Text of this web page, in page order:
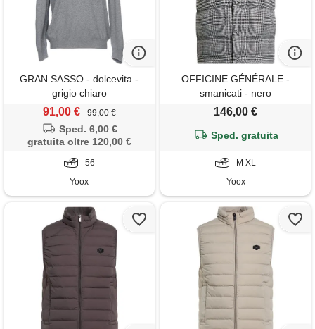
GRAN SASSO - dolcevita -
grigio chiaro
91,00 € 99,00 €
Sped. 6,00 €
gratuita oltre 120,00 €
56
Yoox
OFFICINE GÉNÉRALE -
smanicati - nero
146,00 €
Sped. gratuita
M XL
Yoox